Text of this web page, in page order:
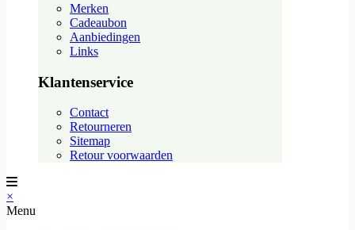
Merken
Cadeaubon
Aanbiedingen
Links
Klantenservice
Contact
Retourneren
Sitemap
Retour voorwaarden
×
Menu